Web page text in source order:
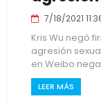
7/18/2021
Kris Wu negó
agresión
en Weibo
LEER MÁS